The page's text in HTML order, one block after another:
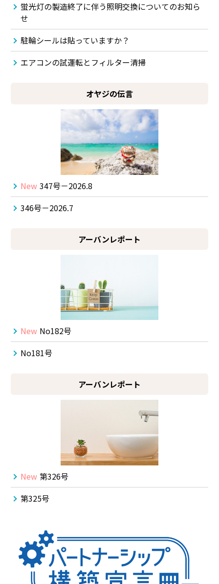
蛍光灯の製造終了に伴う照明交換についてのお知ら
せ
駐輪シールは貼っていますか？
エアコンの試運転とフィルター清掃
オヤジの伝言
New 347号－2026.8
346号－2026.7
アーバンレポート
New No182号
No181号
アーバンレポート
New 第326号
第325号